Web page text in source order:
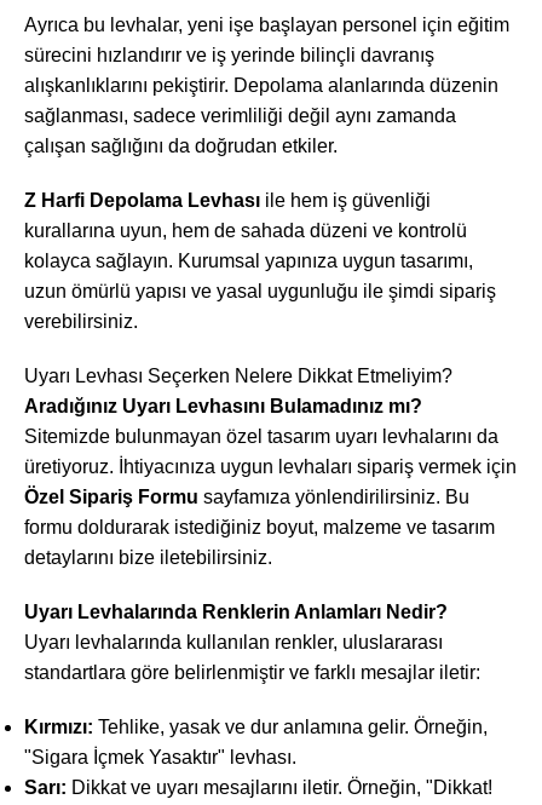
Ayrıca bu levhalar, yeni işe başlayan personel için eğitim
sürecini hızlandırır ve iş yerinde bilinçli davranış
alışkanlıklarını pekiştirir. Depolama alanlarında düzenin
sağlanması, sadece verimliliği değil aynı zamanda
çalışan sağlığını da doğrudan etkiler.
Z Harfi Depolama Levhası ile hem iş güvenliği
kurallarına uyun, hem de sahada düzeni ve kontrolü
kolayca sağlayın. Kurumsal yapınıza uygun tasarımı,
uzun ömürlü yapısı ve yasal uygunluğu ile şimdi sipariş
verebilirsiniz.
Uyarı Levhası Seçerken Nelere Dikkat Etmeliyim?
Aradığınız Uyarı Levhasını Bulamadınız mı?
Sitemizde bulunmayan özel tasarım uyarı levhalarını da
üretiyoruz. İhtiyacınıza uygun levhaları sipariş vermek için
Özel Sipariş Formu sayfamıza yönlendirilirsiniz. Bu
formu doldurarak istediğiniz boyut, malzeme ve tasarım
detaylarını bize iletebilirsiniz.
Uyarı Levhalarında Renklerin Anlamları Nedir?
Uyarı levhalarında kullanılan renkler, uluslararası
standartlara göre belirlenmiştir ve farklı mesajlar iletir:
Kırmızı: Tehlike, yasak ve dur anlamına gelir. Örneğin,
"Sigara İçmek Yasaktır" levhası.
Sarı: Dikkat ve uyarı mesajlarını iletir. Örneğin, "Dikkat!